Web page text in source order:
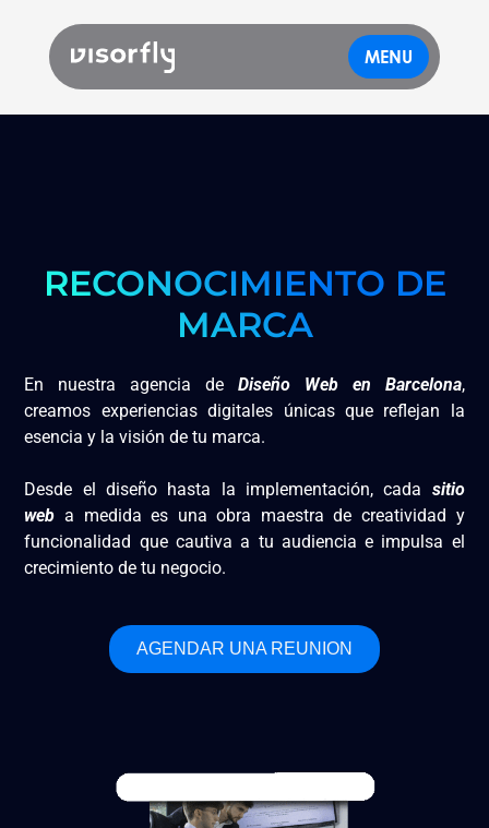
MENU
RECONOCIMIENTO DE
MARCA
En nuestra agencia de Diseño Web en Barcelona,
creamos experiencias digitales únicas que reflejan la
esencia y la visión de tu marca.
Desde el diseño hasta la implementación, cada sitio
web a medida es una obra maestra de creatividad y
funcionalidad que cautiva a tu audiencia e impulsa el
crecimiento de tu negocio.
AGENDAR UNA REUNION